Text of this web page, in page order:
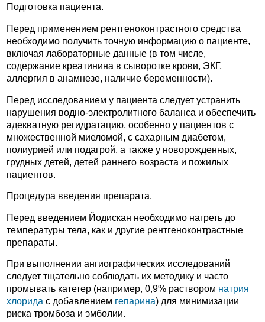
Подготовка пациента.
Перед применением рентгеноконтрастного средства
необходимо получить точную информацию о пациенте,
включая лабораторные данные (в том числе,
содержание креатинина в сыворотке крови, ЭКГ,
аллергия в анамнезе, наличие беременности).
Перед исследованием у пациента следует устранить
нарушения водно-электролитного баланса и обеспечить
адекватную регидратацию, особенно у пациентов с
множественной миеломой, с сахарным диабетом,
полиурией или подагрой, а также у новорожденных,
грудных детей, детей раннего возраста и пожилых
пациентов.
Процедура введения препарата.
Перед введением Йодискан необходимо нагреть до
температуры тела, как и другие рентгеноконтрастные
препараты.
При выполнении ангиографических исследований
следует тщательно соблюдать их методику и часто
промывать катетер (например, 0,9% раствором натрия
хлорида с добавлением гепарина) для минимизации
риска тромбоза и эмболии.